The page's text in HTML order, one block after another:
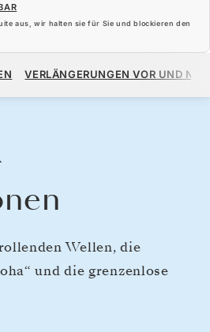
aus, wir halten sie für Sie und blockieren den
$ VERLÄNGERUNGEN VOR UND
Wellen, die
und die grenzenlose
bevor Sie sich auf den